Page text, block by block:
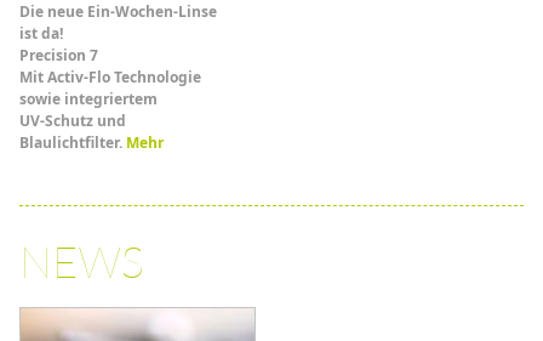
Die neue Ein-Wochen-Linse
ist da!
Precision 7
Mit Activ-Flo Technologie
sowie integriertem
UV-Schutz und
Blaulichtfilter. Mehr
NEWS